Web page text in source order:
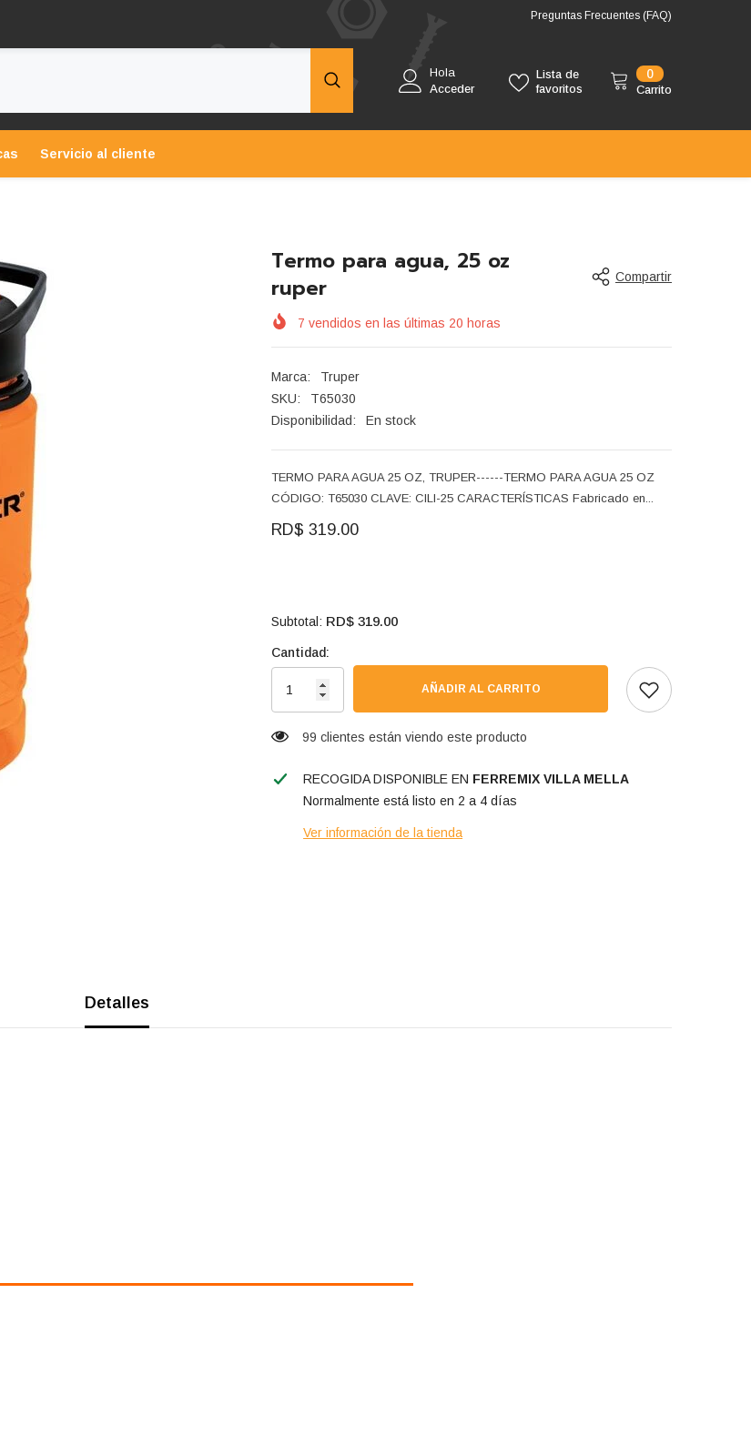
Preguntas Frecuentes (FAQ)
00
artículos
Carrito
Lista de
favoritos
Hola
Acceder
Servicio al cliente
Termo para agua, 25 oz
ruper
Compartir
7 vendidos en las últimas 20 horas
Marca:
Truper
SKU:
T65030
Disponibilidad:
En stock
TERMO PARA AGUA 25 OZ, TRUPER------TERMO PARA AGUA 25 OZ
CÓDIGO: T65030 CLAVE: CILI-25 CARACTERÍSTICAS Fabricado en...
RD$ 319.00
Subtotal: RD$ 319.00
Cantidad:
AÑADIR AL CARRITO
99 clientes están viendo este producto
RECOGIDA DISPONIBLE EN FERREMIX VILLA MELLA
Normalmente está listo en 2 a 4 días
Ver información de la tienda
Detalles